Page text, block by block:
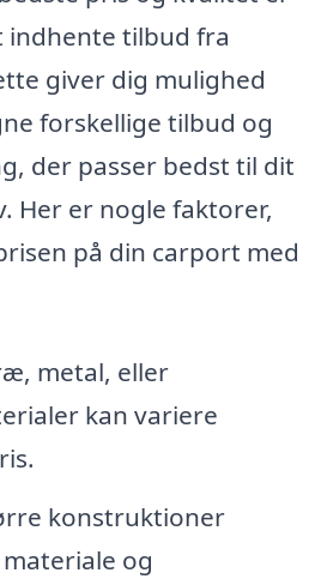
indhente tilbud fra
giver dig mulighed
forskellige tilbud og
der passer bedst til dit
Her er nogle faktorer,
på din carport med
metal, eller
kan variere
konstruktioner
og